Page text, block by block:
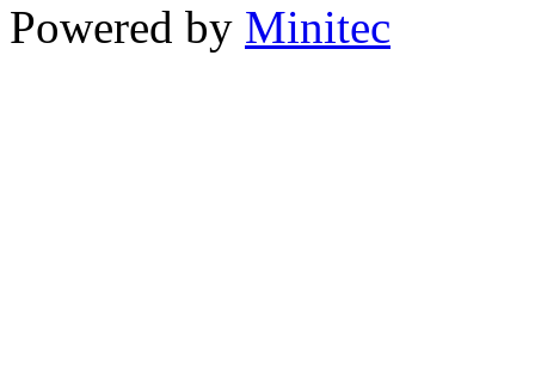
Powered by Minitec